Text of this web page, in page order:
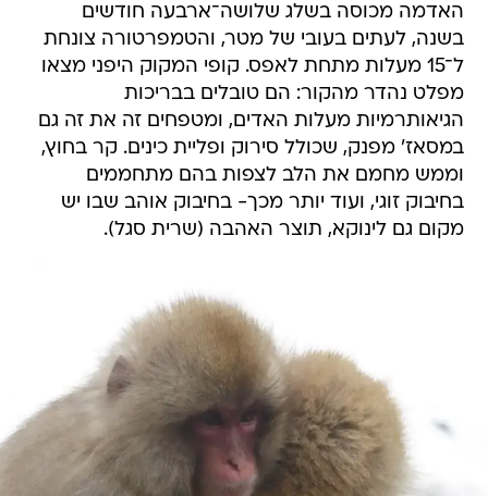
האדמה מכוסה בשלג שלושה־ארבעה חודשים
בשנה, לעתים בעובי של מטר, והטמפרטורה צונחת
ל־15 מעלות מתחת לאפס. קופי המקוק היפני מצאו
מפלט נהדר מהקור: הם טובלים בבריכות
הגיאותרמיות מעלות האדים, ומטפחים זה את זה גם
במסאז' מפנק, שכולל סירוק ופליית כינים. קר בחוץ,
וממש מחמם את הלב לצפות בהם מתחממים
בחיבוק זוגי, ועוד יותר מכך- בחיבוק אוהב שבו יש
מקום גם לינוקא, תוצר האהבה (שרית סגל).